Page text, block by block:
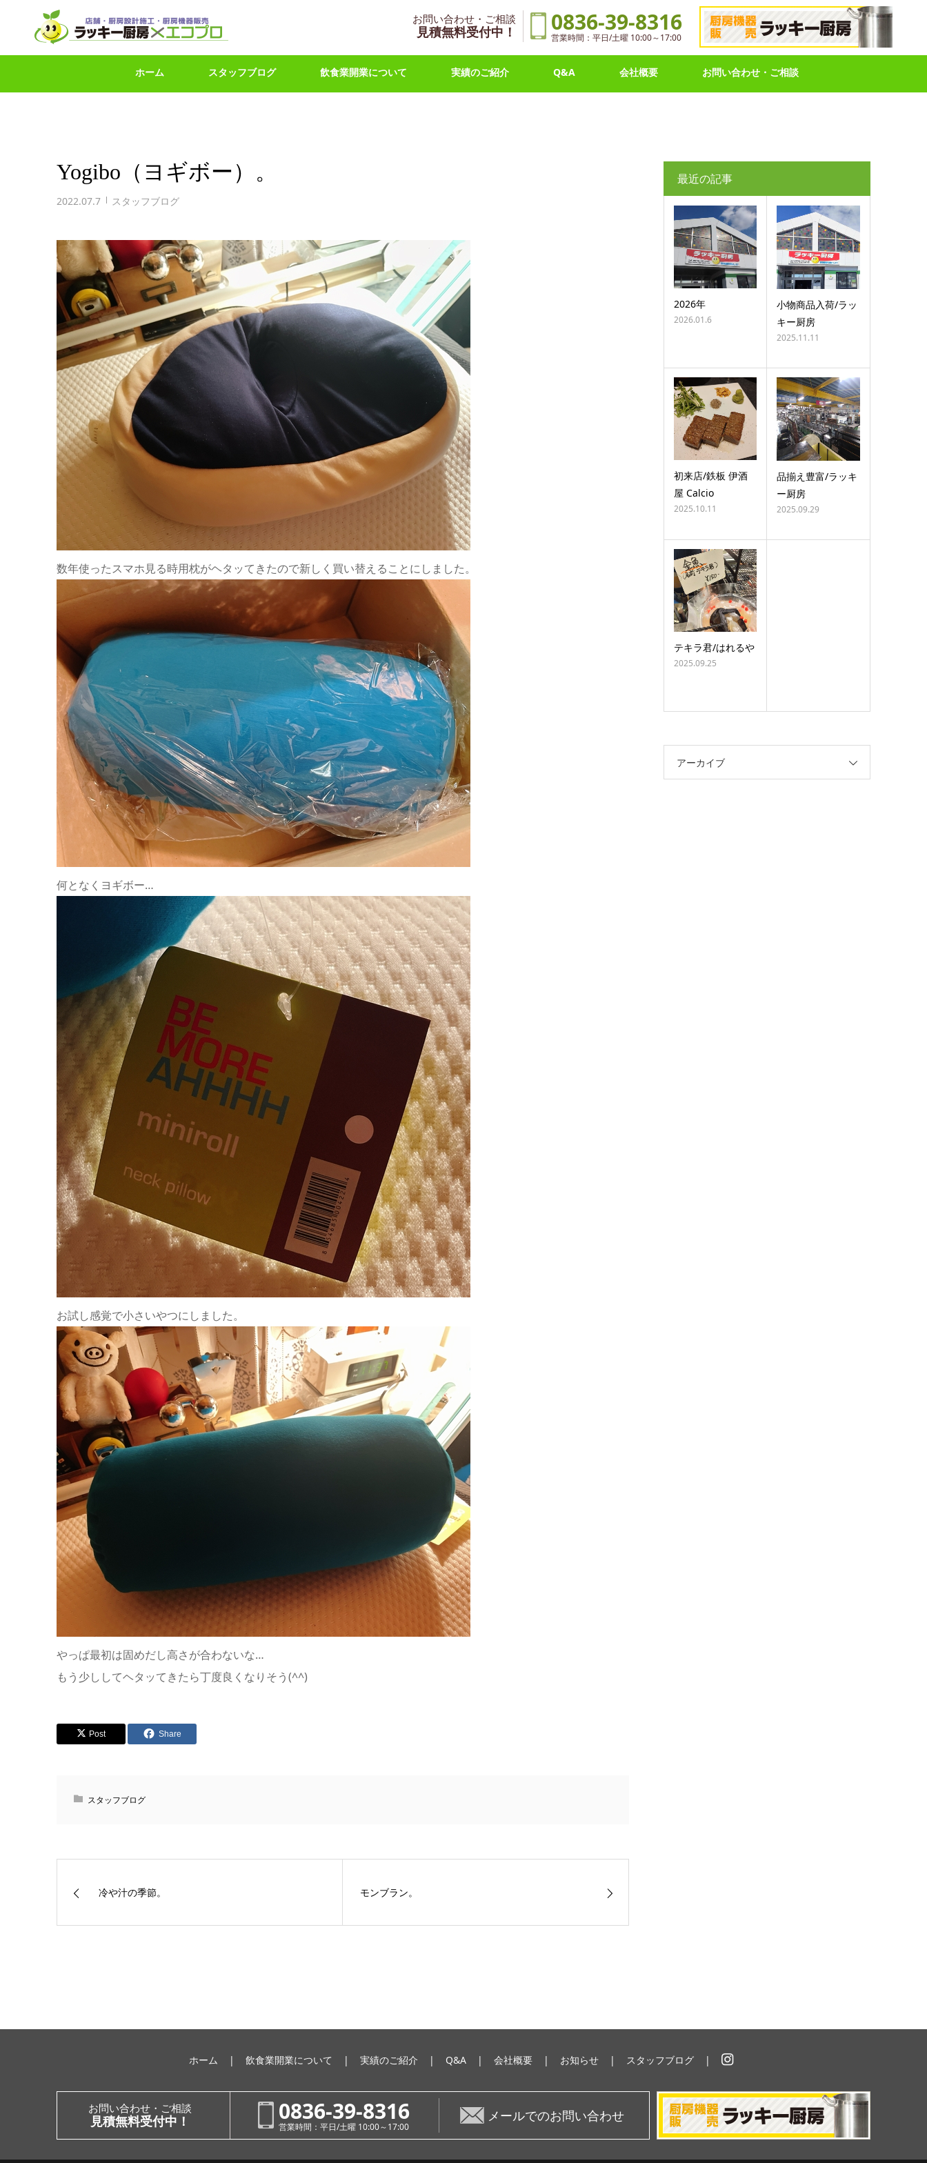
お問い合わせ・ご相談
見積無料受付中！ 0836-39-8316
営業時間：平日/土曜 10:00～17:00
ホーム スタッフブログ 飲食業開業について 実績のご紹介 Q&A 会社概要 お問い合わせ・ご相談
Yogibo（ヨギボー）。
2022.07.7 スタッフブログ
数年使ったスマホ見る時用枕がヘタッてきたので新しく買い替えることにしました。
何となくヨギボー…
お試し感覚で小さいやつにしました。
やっぱ最初は固めだし高さが合わないな…
もう少ししてヘタッてきたら丁度良くなりそう(^^)
Post Share
スタッフブログ
冷や汁の季節。 モンブラン。
最近の記事
2026年
2026.01.6
小物商品入荷/ラッ
キー厨房
2025.11.11
初来店/鉄板 伊酒
屋 Calcio
2025.10.11
品揃え豊富/ラッキ
ー厨房
2025.09.29
テキラ君/はれるや
2025.09.25
アーカイブ
ホーム 飲食業開業について 実績のご紹介 Q&A 会社概要 お知らせ
スタッフブログ
ス
タ
グ
ラ
お問い合わせ・ご相談
見積無料受付中！ 0836-39-8316
営業時間：平日/土曜 10:00～17:00
メールでのお問い合わせ